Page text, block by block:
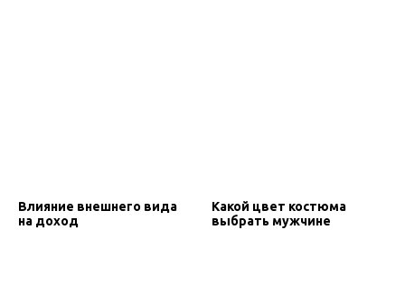
Влияние внешнего вида
на доход
Какой цвет костюма
выбрать мужчине